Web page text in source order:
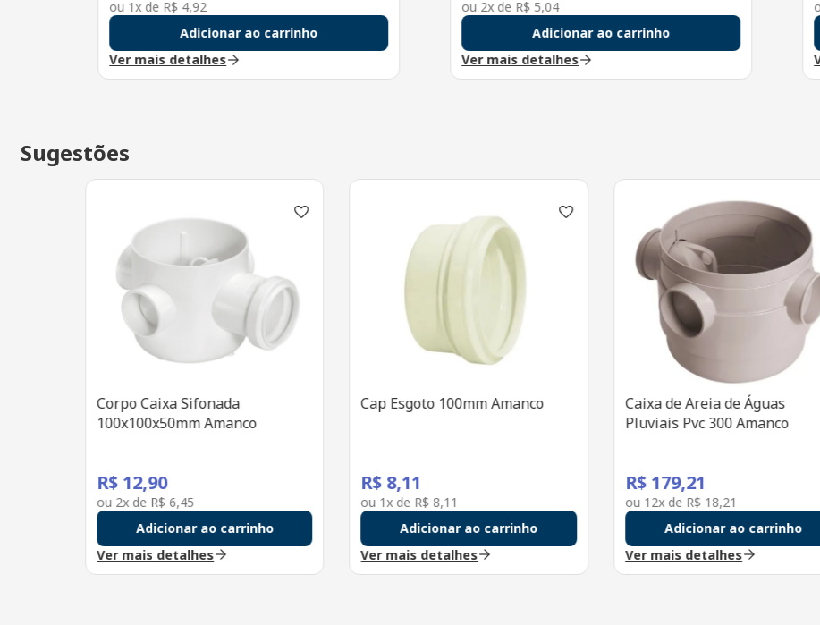
ou 1x de R$ 4,92
Adicionar ao carrinho
Ver mais detalhes
ou 2x de R$ 5,04
Adicionar ao carrinho
Ver mais detalhes
Sugestões
Corpo Caixa Sifonada
100x100x50mm Amanco
R$ 12,90
ou 2x de R$ 6,45
Adicionar ao carrinho
Ver mais detalhes
Cap Esgoto 100mm Amanco
R$ 8,11
ou 1x de R$ 8,11
Adicionar ao carrinho
Ver mais detalhes
Caixa de Areia de Águas
Pluviais Pvc 300 Amanco
R$ 179,21
ou 12x de R$ 18,21
Adicionar ao carrinho
Ver mais detalhes